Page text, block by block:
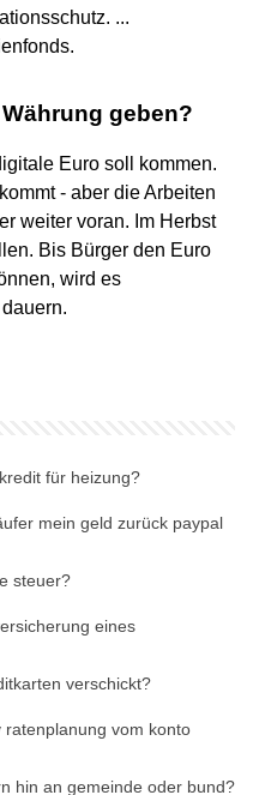
...
geben?
Euro soll kommen.
- aber die Arbeiten
weiter voran. Im Herbst
Bis Bürger den Euro
wird es
für heizung?
mein geld zurück paypal
steuer?
eines
verschickt?
vom konto
hin an gemeinde oder bund?